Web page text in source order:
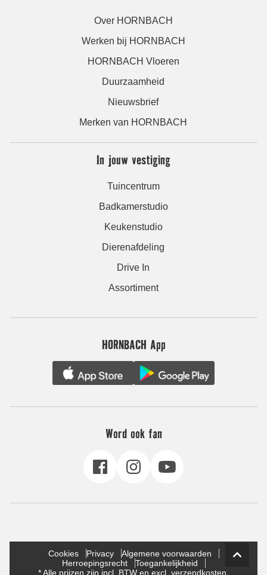
Over HORNBACH
Werken bij HORNBACH
HORNBACH Vloeren
Duurzaamheid
Nieuwsbrief
Merken van HORNBACH
In jouw vestiging
Tuincentrum
Badkamerstudio
Keukenstudio
Dierenafdeling
Drive In
Assortiment
HORNBACH App
Word ook fan
Cookies Privacy
Algemene voorwaarden
Herroepingsrecht
Toegankelijkheid
* Alle prijzen zijn incl. BTW en excl. verzendkosten.